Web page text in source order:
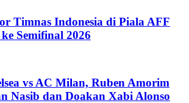
Timnas Indonesia di Piala AFF
Semifinal 2026
vs AC Milan, Ruben Amorim
Nasib dan Doakan Xabi Alonso